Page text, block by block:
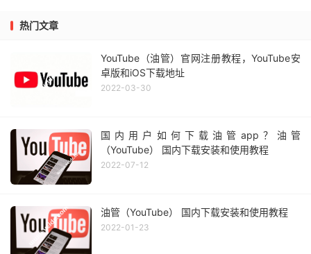
热门文章
YouTube（油管）官网注册教程，YouTube安
卓版和iOS下载地址
2022-03-30
国内用户如何下载油管app？油管
（YouTube） 国内下载安装和使用教程
2022-07-12
油管（YouTube） 国内下载安装和使用教程
2022-01-23